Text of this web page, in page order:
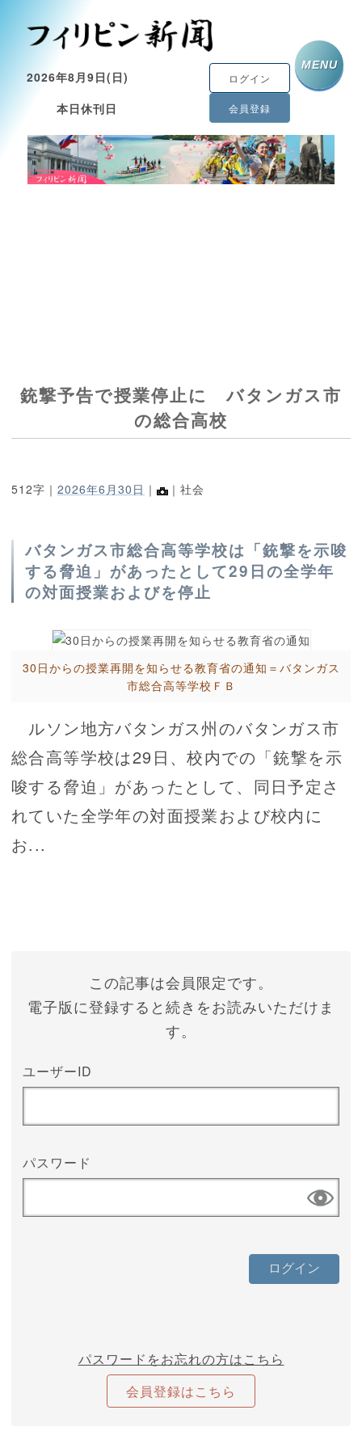
2026年8月9日(日)
本日休刊日
ログイン
会員登録
MENU
銃撃予告で授業停止に バタンガス市
の総合高校
512字｜ 2026年6月30日 ｜ ｜社会
バタンガス市総合高等学校は「銃撃を示唆
する脅迫」があったとして29日の全学年
の対面授業およびを停止
30日からの授業再開を知らせる教育省の通知＝バタンガス
市総合高等学校ＦＢ
ルソン地方バタンガス州のバタンガス市
総合高等学校は29日、校内での「銃撃を示
唆する脅迫」があったとして、同日予定さ
れていた全学年の対面授業および校内に
お...
この記事は会員限定です。
電子版に登録すると続きをお読みいただけま
す。
ユーザーID
パスワード
パスワードをお忘れの方はこちら
会員登録はこちら